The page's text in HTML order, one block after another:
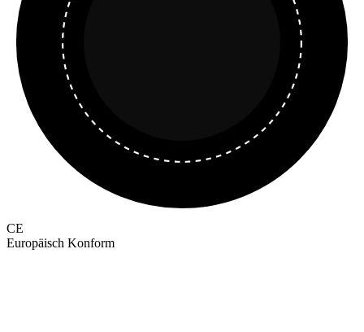
CE
Europäisch Konform